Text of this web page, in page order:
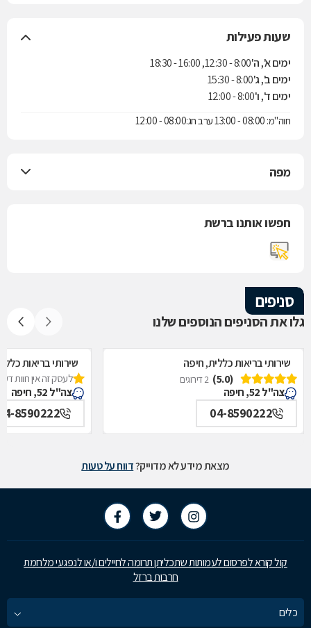
שעות פעילות
ימים א', ה'8:00 - 12:30, 16:00 - 18:30
ימים ב', ג'8:00 - 15:30
ימים ד', ו'8:00 - 12:00
חוה"מ: 08:00 - 13:00 ערב חג:08:00 - 12:00
מפה
חפשו אותנו ברשת
סניפים
גלו את הסניפים הנוספים שלנו
שירותי בריאות כללית, חיפה
(5.0)
2 דירוגים
צה"ל 52, חיפה
04-8590222
שירותי בריאות
לעסק זה אין חוות
צה"ל 52, חיפה
8590222
מצאת מידע לא מדוייק?דווח על טעות
קול קורא לפרסום לעמותות שתכליתן תרומה לחיילים ו/או לנפגעי מלחמת
חרבות ברזל
כלים